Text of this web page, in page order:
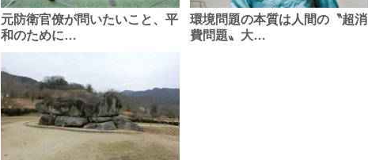
元防衛官僚が問いたいこと、平
和のために…
環境問題の本質は人間の〝超消
費問題〟大…